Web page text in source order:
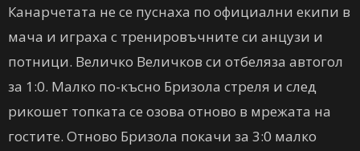
Канарчетата не се пуснаха по официални екипи в
мача и играха с тренировъчните си анцузи и
потници. Величко Величков си отбеляза автогол
за 1:0. Малко по-късно Бризола стреля и след
рикошет топката се озова отново в мрежата на
гостите. Отново Бризола покачи за 3:0 малко